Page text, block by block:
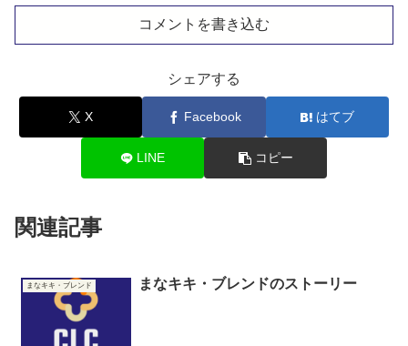
コメントを書き込む
シェアする
X Facebook はてブ
LINE コピー
関連記事
まなキキ・ブレンド まなキキ・ブレンドのストーリー